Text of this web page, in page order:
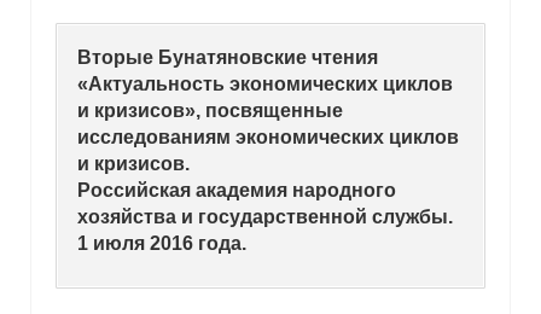
Отрасли и регионы
Inforum
Ученый совет
Материалы
Вторые Бунатяновские чтения
«Актуальность экономических циклов
и кризисов», посвященные
исследованиям экономических циклов
и кризисов.
Российская академия народного
хозяйства и государственной службы.
1 июля 2016 года.